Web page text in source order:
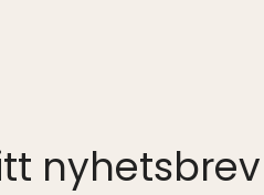
nyhetsbrev